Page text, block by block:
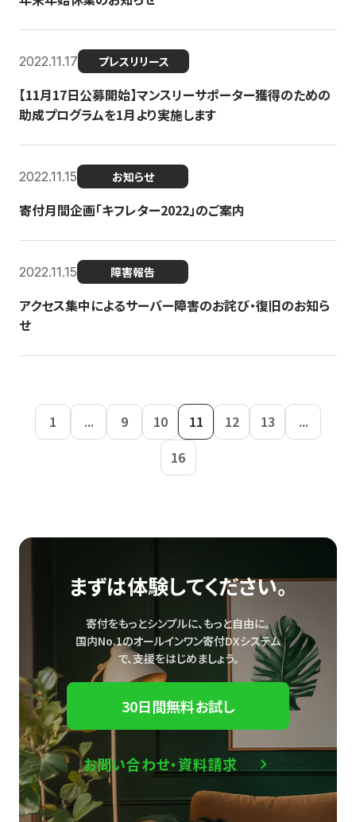
2022.11.17 プレスリリース
【11月17日公募開始】マンスリーサポーター獲得のための
助成プログラムを1月より実施します
2022.11.15 お知らせ
寄付月間企画「キフレター2022」のご案内
2022.11.15 障害報告
アクセス集中によるサーバー障害のお詫び・復旧のお知ら
せ
1 ... 9 10 11 12 13
...
16
まずは体験してください。
寄付をもっとシンプルに、もっと自由に。
国内No.1のオールインワン寄付DXシステム
で、支援をはじめましょう。
30日間無料お試し
お問い合わせ・資料請求